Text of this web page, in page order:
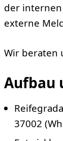
der
externe
Wir beraten
Aufbau
37002